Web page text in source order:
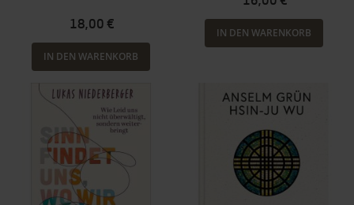
18,00 €
IN DEN WARENKORB
IN DEN WARENKORB